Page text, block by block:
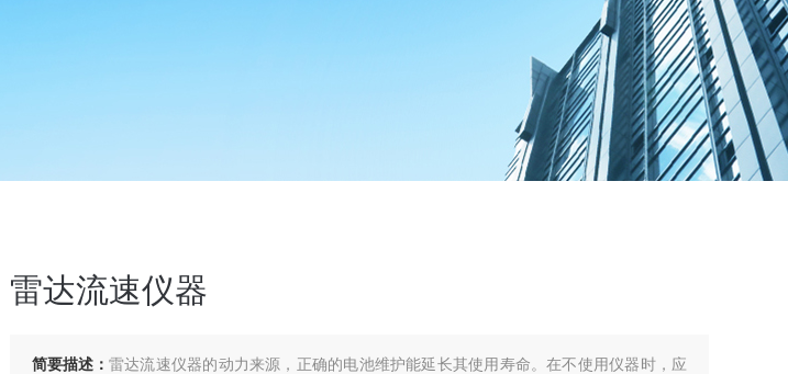
雷达流速仪器
简要描述： 雷达流速仪器的动力来源，正确的电池维护能延长其使用寿命。在不使用仪器时，应